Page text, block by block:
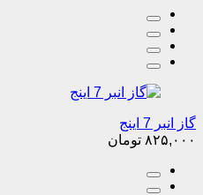
گاز انبر 7 اینج
۸۲۵,۰۰۰ تومان